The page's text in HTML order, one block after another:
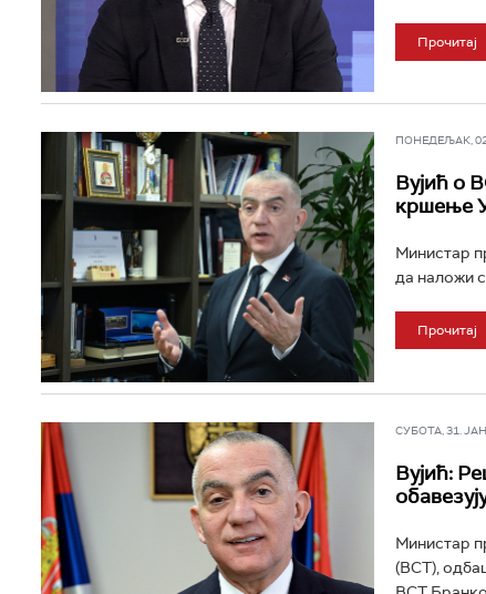
Прочитај
ПОНЕДЕЉАК, 02.
Вујић о
кршење
Министар
да наложи
Прочитај
СУБОТА, 31. ЈАН
Вујић:
Министар
(ВСТ),